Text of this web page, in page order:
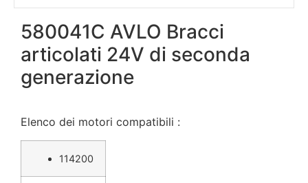
580041C AVLO Bracci
articolati 24V di seconda
generazione
Elenco dei motori compatibili :
114200